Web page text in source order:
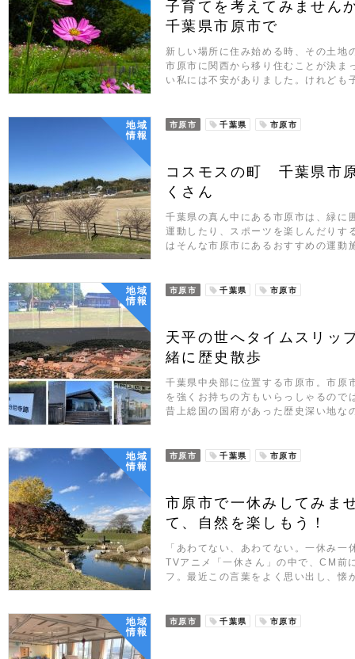
子育てを考えてみません
千葉県市原市で
新しい場所に住み始める時、その土地
市原市に関西から移り住むことが決ま
い私には不安がありました。けれど
地域
情報
市原市 千葉県 市原市
コスモスの町 千葉県市
くさん
千葉県の真ん中にある市原市は、緑に
運動したり、スポーツを楽しんだりす
はそんな市原市にあるおすすめの運
地域
情報
市原市 千葉県 市原市
天平の世へタイムスリ
緒に歴史散歩
千葉県中央部に位置する市原市。市原
を強くお持ちの方もいらっしゃるので
昔上総国の国府があった歴史深い地
地域
情報
市原市 千葉県 市原市
市原市で一休みしてみ
て、自然を楽しもう！
「あわてない、あわてない。一休み
TVアニメ「一休さん」の中で、CM前
フ。最近この言葉をよく思い出し、
地域
情報
市原市 千葉県 市原市